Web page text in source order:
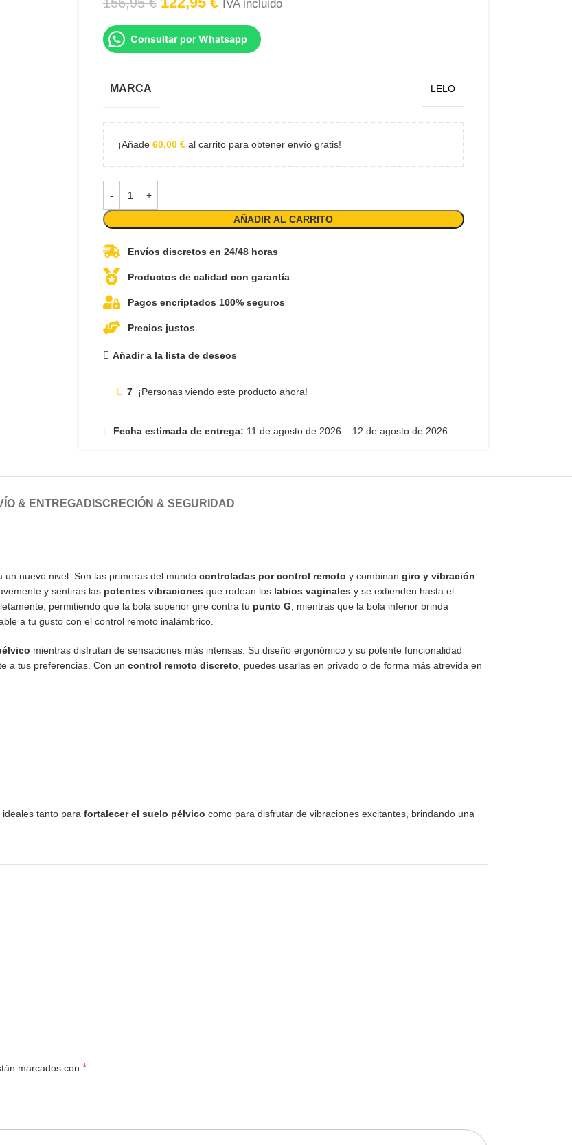
IVA incluido
Consultar por Whatsapp
MARCA LELO
¡Añade 60,00 €al carrito para obtener envío gratis!
AÑADIR AL CARRITO
Envíos discretos en 24/48 horas
Productos de calidad con garantía
Pagos encriptados 100% seguros
Precios justos
Añadir a la lista de deseos
7 ¡Personas viendo este producto ahora!
Fecha estimada de entrega: 11 de agosto de 2026 – 12 de agosto de 2026
& ENTREGA DISCRECIÓN & SEGURIDAD
un nuevo nivel. Son las primeras del mundo controladas por control remoto y combinan giro y vibración
y sentirás las potentes vibraciones que rodean los labios vaginales y se extienden hasta el
permitiendo que la bola superior gire contra tu punto G, mientras que la bola inferior brinda
a tu gusto con el control remoto inalámbrico.
mientras disfrutan de sensaciones más intensas. Su diseño ergonómico y su potente funcionalidad
a tus preferencias. Con un control remoto discreto, puedes usarlas en privado o de forma más atrevida en
ideales tanto para fortalecer el suelo pélvico como para disfrutar de vibraciones excitantes, brindando una
marcados con *